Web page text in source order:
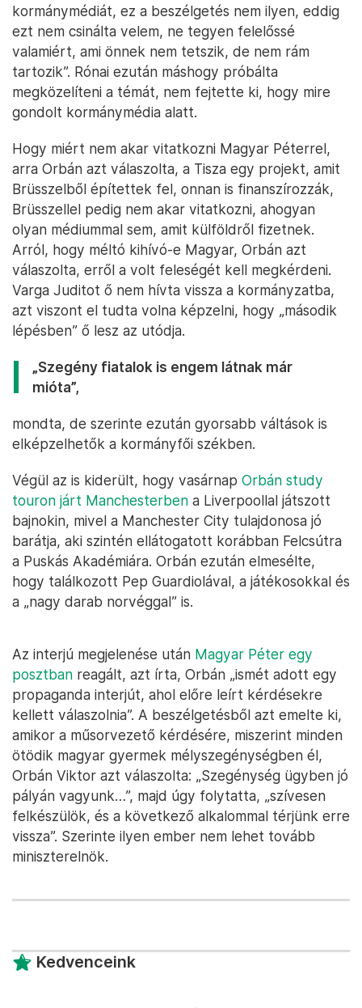
kormánymédiát, ez a beszélgetés nem ilyen, eddig
ezt nem csinálta velem, ne tegyen felelőssé
valamiért, ami önnek nem tetszik, de nem rám
tartozik”. Rónai ezután máshogy próbálta
megközelíteni a témát, nem fejtette ki, hogy mire
gondolt kormánymédia alatt.
Hogy miért nem akar vitatkozni Magyar Péterrel,
arra Orbán azt válaszolta, a Tisza egy projekt, amit
Brüsszelből építettek fel, onnan is finanszírozzák,
Brüsszellel pedig nem akar vitatkozni, ahogyan
olyan médiummal sem, amit külföldről fizetnek.
Arról, hogy méltó kihívó-e Magyar, Orbán azt
válaszolta, erről a volt feleségét kell megkérdeni.
Varga Juditot ő nem hívta vissza a kormányzatba,
azt viszont el tudta volna képzelni, hogy „második
lépésben” ő lesz az utódja.
„Szegény fiatalok is engem látnak már
mióta”,
mondta, de szerinte ezután gyorsabb váltások is
elképzelhetők a kormányfői székben.
Végül az is kiderült, hogy vasárnap Orbán study
touron járt Manchesterben a Liverpoollal játszott
bajnokin, mivel a Manchester City tulajdonosa jó
barátja, aki szintén ellátogatott korábban Felcsútra
a Puskás Akadémiára. Orbán ezután elmesélte,
hogy találkozott Pep Guardiolával, a játékosokkal és
a „nagy darab norvéggal” is.
Az interjú megjelenése után Magyar Péter egy
posztban reagált, azt írta, Orbán „ismét adott egy
propaganda interjút, ahol előre leírt kérdésekre
kellett válaszolnia”. A beszélgetésből azt emelte ki,
amikor a műsorvezető kérdésére, miszerint minden
ötödik magyar gyermek mélyszegénységben él,
Orbán Viktor azt válaszolta: „Szegénység ügyben jó
pályán vagyunk…”, majd úgy folytatta, „szívesen
felkészülök, és a következő alkalommal térjünk erre
vissza”. Szerinte ilyen ember nem lehet tovább
miniszterelnök.
Kedvenceink